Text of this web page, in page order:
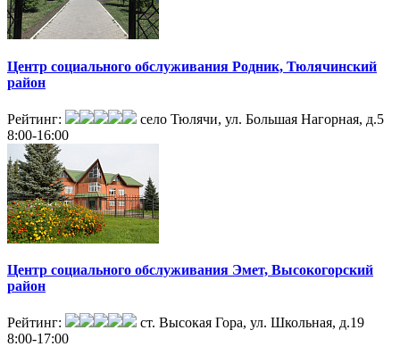
Центр социального обслуживания Родник, Тюлячинский
район
Рейтинг:
село Тюлячи, ул. Большая Нагорная, д.5
8:00-16:00
Центр социального обслуживания Эмет, Высокогорский
район
Рейтинг:
ст. Высокая Гора, ул. Школьная, д.19
8:00-17:00